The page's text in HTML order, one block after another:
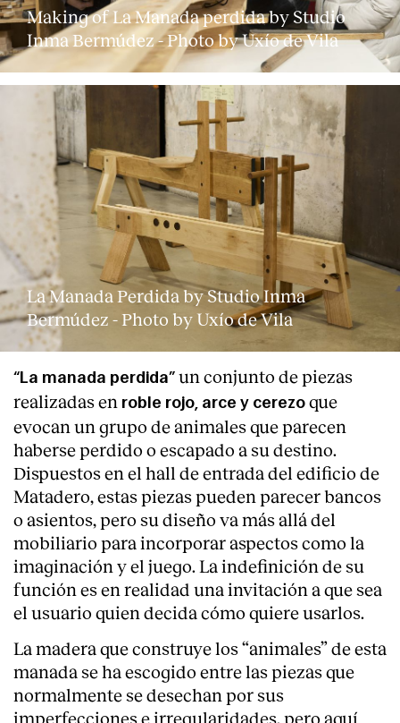
Making of La Manada perdida by Studio
Inma Bermúdez - Photo by Uxío de Vila
La Manada Perdida by Studio Inma
Bermúdez - Photo by Uxío de Vila
“La manada perdida” un conjunto de piezas
realizadas en roble rojo, arce y cerezo que
evocan un grupo de animales que parecen
haberse perdido o escapado a su destino.
Dispuestos en el hall de entrada del edificio de
Matadero, estas piezas pueden parecer bancos
o asientos, pero su diseño va más allá del
mobiliario para incorporar aspectos como la
imaginación y el juego. La indefinición de su
función es en realidad una invitación a que sea
el usuario quien decida cómo quiere usarlos.
La madera que construye los “animales” de esta
manada se ha escogido entre las piezas que
normalmente se desechan por sus
imperfecciones e irregularidades, pero aquí